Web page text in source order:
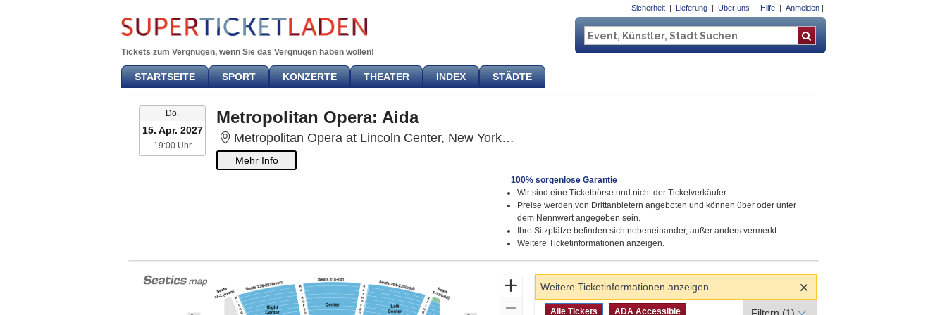
Sicherheit Lieferung Über uns Hilfe Anmelden
Tickets zum Vergnügen, wenn Sie das Vergnügen haben wollen!
STARTSEITE SPORT KONZERTE THEATER INDEX STÄDTE
Do. Donnerstag
15. Apr. 2027
19:00 Uhr19:00 Uhr
Metropolitan Opera: Aida
Metropolitan Opera at Lincoln Center, New York, NY
Mehr Info
100% sorgenlose Garantie
Wir sind eine Ticketbörse und nicht der Ticketverkäufer.
Preise werden von Drittanbietern angeboten und können über oder unter
dem Nennwert angegeben sein.
Ihre Sitzplätze befinden sich nebeneinander, außer anders vermerkt.
Weitere Ticketinformationen anzeigen.
Zoom
Zoom
Weitere Ticketinformationen anzeigen
Art
Alle Tickets
Alle Tickets ADA Accessible
ADA Accessible